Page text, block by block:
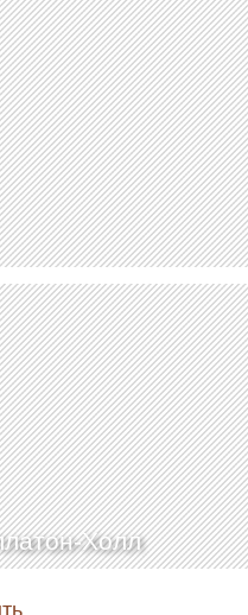
Холл